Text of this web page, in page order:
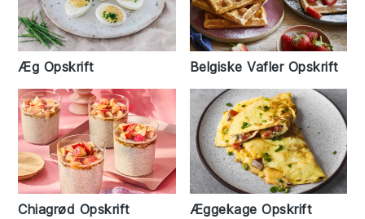
Æg Opskrift Belgiske Vafler Opskrift
Chiagrød Opskrift Æggekage Opskrift